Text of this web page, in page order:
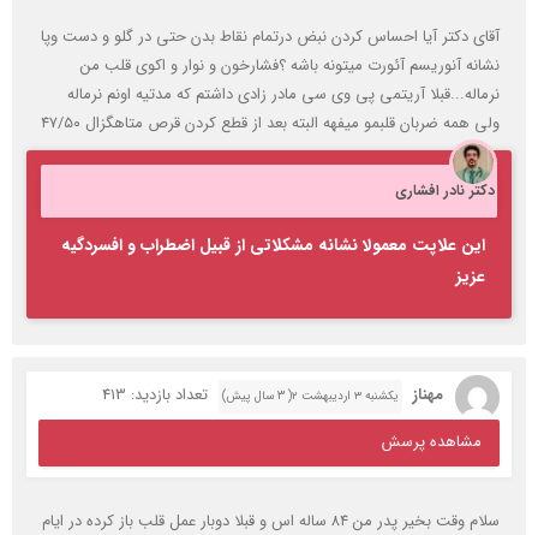
آقای دکتر آیا احساس کردن نبض درتمام نقاط بدن حتی در گلو و دست وپا
نشانه آنوریسم آئورت میتونه باشه ؟فشارخون و نوار و اکوی قلب من
نرماله...قبلا آریتمی پی وی سی مادر زادی داشتم که مدتیه اونم نرماله
ولی همه ضربان قلبمو میفهه البته بعد از قطع کردن قرص متاهگزال ۴۷/۵۰
دکتر نادر افشاری
این علاپت معمولا نشانه مشکلاتی از قبیل اضطراب و افسردگیه
عزیز
مهناز یکشنبه ۳ اردیبهشت ۲( 3 سال پیش)
تعداد بازدید: 413
مشاهده پرسش
سلام وقت بخیر پدر من ۸۴ ساله اس و قبلا دوبار عمل قلب باز کرده در ایام